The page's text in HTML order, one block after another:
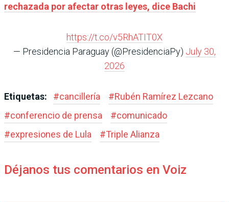
rechazada por afectar otras leyes, dice Bachi
https://t.co/v5RhATIT0X
— Presidencia Paraguay (@PresidenciaPy) July 30,
2026
Etiquetas: #cancillería #Rubén Ramírez Lezcano
#conferencio de prensa #comunicado
#expresiones de Lula #Triple Alianza
Déjanos tus comentarios en Voiz